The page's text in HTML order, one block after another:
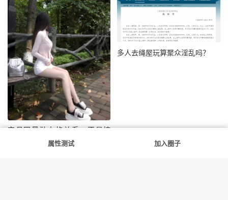
字母圈最动人的关系：不是控
制，而是彼此照亮
多人去绳屋玩算聚众淫乱吗？
属性测试 加入圈子